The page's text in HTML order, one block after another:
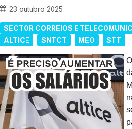
23 outubro 2025
SECTOR CORREIOS E
ALTICE
SNTCT MEO STT